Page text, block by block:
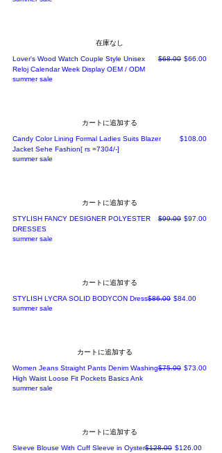
在庫なし
Lover's Wood Watch Couple Style Unisex
Reloj Calendar Week Display OEM / ODM
通常価格
$68.00 セール価格
$66.00
summer sale
カートに追加する
Candy Color Lining Formal Ladies Suits Blazer
Jacket Sehe Fashion[ rs =7304/-]
価格
$108.00
summer sale
カートに追加する
STYLISH FANCY DESIGNER POLYESTER
DRESSES
通常価格
$99.00 セール価格
$97.00
summer sale
カートに追加する
STYLISH LYCRA SOLID BODYCON Dress通常価格
$86.00 セール価格
$84.00
summer sale
カートに追加する
Women Jeans Straight Pants Denim Washing
High Waist Loose Fit Pockets Basics Ank
通常価格
$75.00 セール価格
$73.00
summer sale
カートに追加する
Sleeve Blouse With Cuff Sleeve in Oyster通常価格
$128.00 セール価格
$126.00